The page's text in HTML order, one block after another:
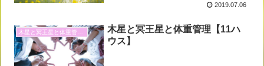
2019.07.06
木星と冥王星と体重管理と
木星と冥王星と体重管理【11ハ
ウス】